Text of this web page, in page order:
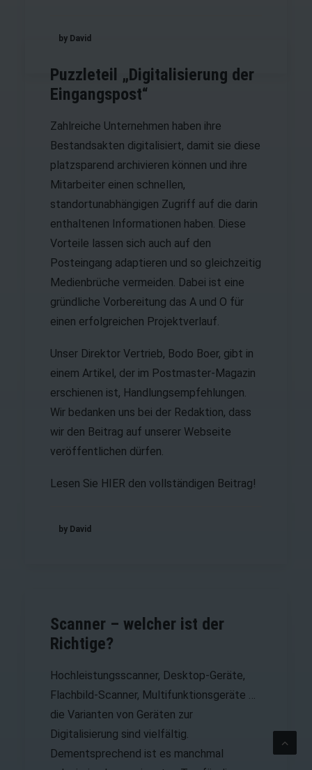
by David
Puzzleteil „Digitalisierung der
Eingangspost“
Zahlreiche Unternehmen haben ihre
Bestandsakten digitalisiert, damit sie diese
platzsparend archivieren können und ihre
Mitarbeiter einen schnellen,
standortunabhängigen Zugriff auf die darin
enthaltenen Informationen haben. Diese
Vorteile lassen sich auch auf den
Posteingang adaptieren und so gleichzeitig
Medienbrüche vermeiden. Dabei ist eine
gründliche Vorbereitung das A und O für
einen erfolgreichen Projektverlauf.
Unser Direktor Vertrieb, Bodo Boer, gibt in
einem Artikel, der im Postmaster-Magazin
erschienen ist, Handlungsempfehlungen.
Wir bedanken uns bei der Redaktion, dass
wir den Beitrag auf unserer Webseite
veröffentlichen dürfen.
Lesen Sie HIER den vollständigen Beitrag!
by David
Scanner – welcher ist der
Richtige?
Hochleistungsscanner, Desktop-Geräte,
Flachbild-Scanner, Multifunktionsgeräte …
die Varianten von Geräten zur
Digitalisierung sind vielfältig.
Dementsprechend ist es manchmal